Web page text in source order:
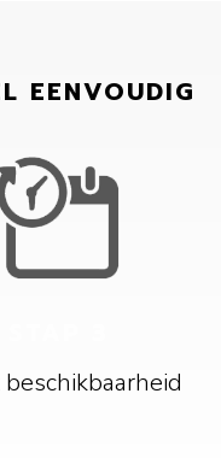
EENVOUDIG
beschikbaarheid